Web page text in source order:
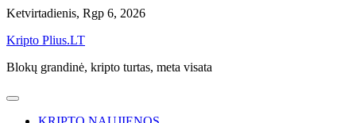
Skip
content
Ketvirtadienis, Rgp 6, 2026
Kripto Plius.LT
Blokų grandinė, kripto turtas, meta visata